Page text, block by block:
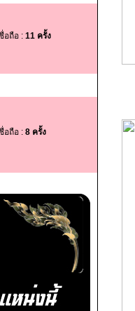
อถือ : 11 ครั้ง
อถือ : 8 ครั้ง